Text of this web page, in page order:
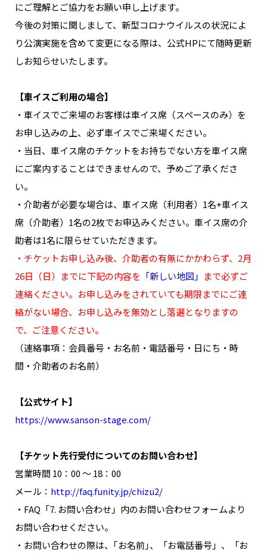
にご理解とご協力をお願い申し上げます。
今後の対策に関しまして、新型コロナウイルスの状況によ
り公演実施を含めて変更になる際は、公式HPにて随時更新
しお知らせいたします。
【車イスご利用の場合】
・車イスでご来場のお客様は車イス席（スペースのみ）を
お申し込みの上、必ず車イスでご来場ください。
・当日、車イス席のチケットをお持ちでない方を車イス席
にご案内することはできませんので、予めご了承くださ
い。
・介助者が必要な場合は、車イス席（利用者）1名+車イス
席（介助者）1名の2枚でお申込みください。車イス席の介
助者は1名に限らせていただきます。
・チケットお申し込み後、介助者の有無にかかわらず、2月
26日（日）までに下記の内容を 「新しい地図」 まで必ずご
連絡ください。お申し込みをされていても期限までにご連
絡がない場合、お申し込みを無効とし落選となりますの
で、ご注意ください。
（連絡事項：会員番号・お名前・電話番号・日にち・時
間・介助者のお名前）
【公式サイト】
https://www.sanson-stage.com/
【チケット先行受付についてのお問い合わせ】
営業時間 10：00 ～ 18：00
メール： http://faq.funity.jp/chizu2/
・FAQ「7. お問い合わせ」内のお問い合わせフォームより
お問い合わせください。
・お問い合わせの際は、｢お名前｣、「お電話番号」、「お